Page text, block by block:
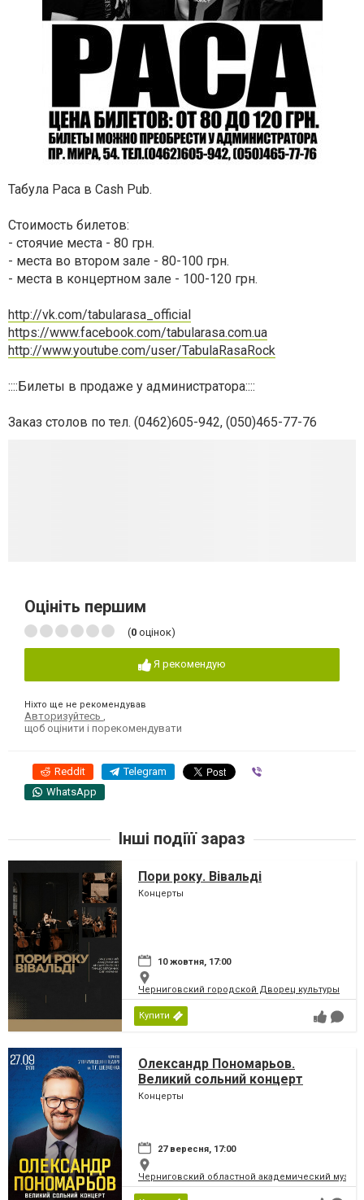
Табула Раса в Cash Pub.
Стоимость билетов:
- стоячие места - 80 грн.
- места во втором зале - 80-100 грн.
- места в концертном зале - 100-120 грн.
http://vk.com/tabularasa_official
https://www.facebook.com/tabularasa.com.ua
http://www.youtube.com/user/TabulaRasaRock
::::Билеты в продаже у администратора::::
Заказ столов по тел. (0462)605-942, (050)465-77-76
Оцініть першим
(0 оцінок)
Я рекомендую
Ніхто ще не рекомендував
Авторизуйтесь
щоб оцінити і порекомендувати
Reddit Telegram
WhatsApp
Інші подіїї зараз
Пори року. Вівальді
Концерты
10 жовтня, 17:00
Черниговский городской Дворец культуры
Купити
Олександр Пономарьов.
Великий сольний концерт
Концерты
27 вересня, 17:00
Черниговский областной академический